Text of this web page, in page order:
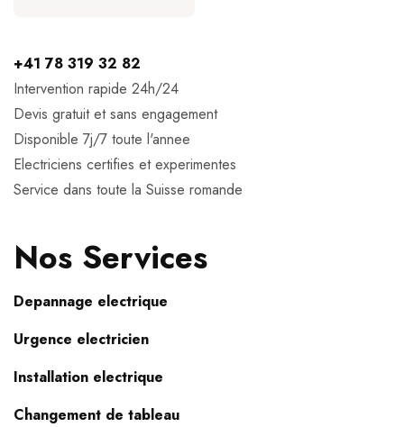
+41 78 319 32 82
Intervention rapide 24h/24
Devis gratuit et sans engagement
Disponible 7j/7 toute l'annee
Electriciens certifies et experimentes
Service dans toute la Suisse romande
Nos Services
Depannage electrique
Urgence electricien
Installation electrique
Changement de tableau